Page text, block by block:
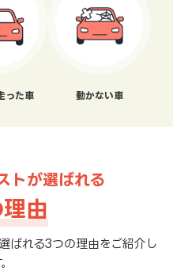
った車 動かない車
トが選ばれる
由
ばれる3つの理由をご紹介し